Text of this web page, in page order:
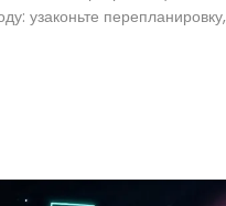
узаконьте